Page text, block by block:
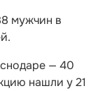
мужчин в
— 40
нашли у 21